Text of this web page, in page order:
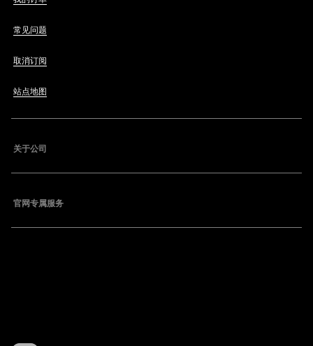
常见问题
取消订阅
站点地图
关于公司
官网专属服务